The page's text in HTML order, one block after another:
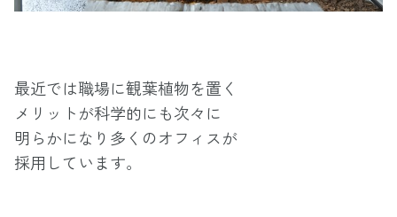
最近では職場に観葉植物を置く
メリットが科学的にも次々に
明らかになり多くのオフィスが
採用しています。